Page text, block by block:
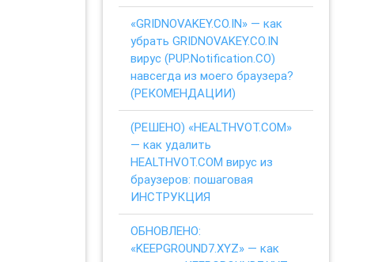
«GRIDNOVAKEY.CO.IN» — как
убрать GRIDNOVAKEY.CO.IN
вирус (PUP.Notification.CO)
навсегда из моего браузера?
(РЕКОМЕНДАЦИИ)
(РЕШЕНО) «HEALTHVOT.COM»
— как удалить
HEALTHVOT.COM вирус из
браузеров: пошаговая
ИНСТРУКЦИЯ
ОБНОВЛЕНО:
«KEEPGROUND7.XYZ» — как